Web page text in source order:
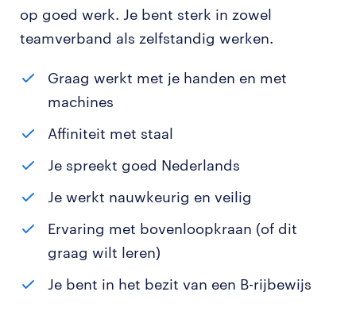
op goed werk. Je bent sterk in zowel
teamverband als zelfstandig werken.
Graag werkt met je handen en met
machines
Affiniteit met staal
Je spreekt goed Nederlands
Je werkt nauwkeurig en veilig
Ervaring met bovenloopkraan (of dit
graag wilt leren)
Je bent in het bezit van een B-rijbewijs